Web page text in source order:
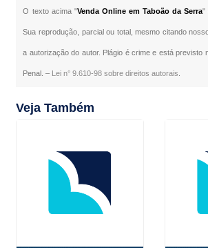
O texto acima "Venda Online em Taboão da Serra"
Sua reprodução, parcial ou total, mesmo citando
a autorização do autor. Plágio é crime e está previsto
Penal. – Lei n° 9.610-98 sobre direitos autorais
Veja Também